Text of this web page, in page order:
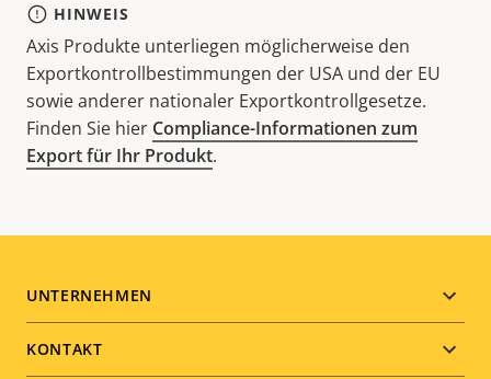
HINWEIS
Axis Produkte unterliegen möglicherweise den
Exportkontrollbestimmungen der USA und der EU
sowie anderer nationaler Exportkontrollgesetze.
Finden Sie hier Compliance-Informationen zum
Export für Ihr Produkt.
Footer
menu
UNTERNEHMEN
KONTAKT